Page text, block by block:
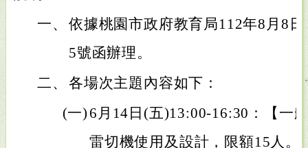
一、 依據桃園市政府教育局112年8月8
5號函辦理。
二、 各場次主題內容如下：
(一) 6月14日(五)13:00-16:30：【一
雷切機使用及設計，限額15人。